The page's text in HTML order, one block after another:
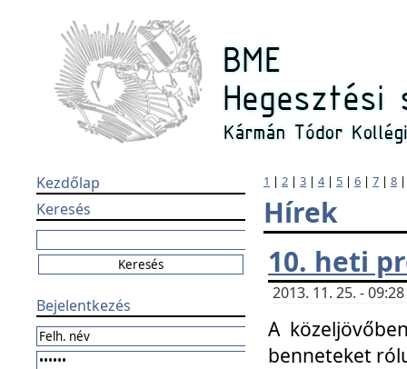
Kezdőlap
Keresés
Bejelentkezés
1 | 2 | 3 | 4| 5 | 6 | 7 | 8
Hírek
10. heti
2013. 11. 25. -
A
benneteket